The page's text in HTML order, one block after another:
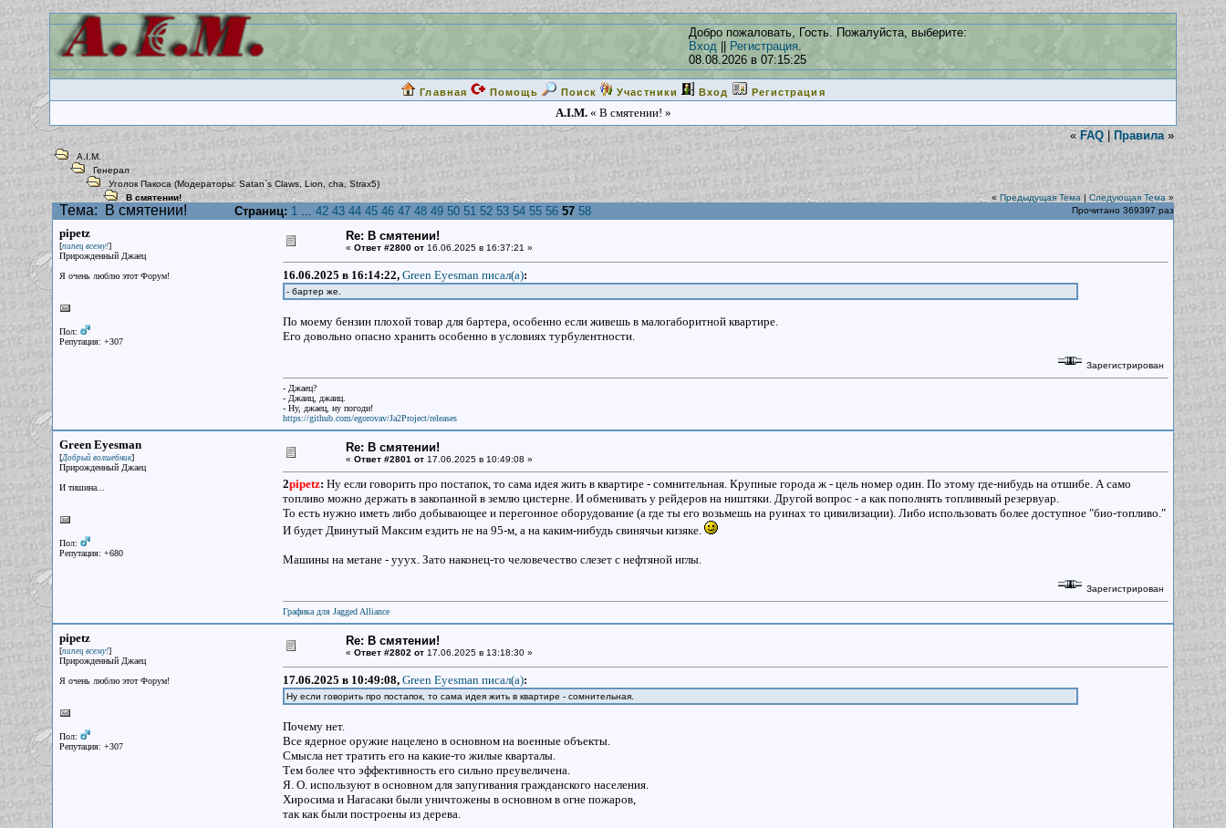
Добро пожаловать, Гость. Пожалуйста, выберите:
Вход
Регистрация.
08.08.2026 в 07:15:25
Главная Помощь Поиск Участники Вход Регистрация
A.I.M.« В смятении! »
« FAQ | Правила »
A.I.M.
Генерал
Уголок Пакоса (Модераторы: Satan`s Claws Lion cha,Strax5)
В смятении!
« Предыдущая Тема | Следующая Тема »
Тема: В смятении! Страниц: 1 ... 42 43 44 45 46 47 48 49 50 51 52 53 54 55 56 57 58 Прочитано 369397 раз
pipetz
[пипец всему!]
Прирожденный Джаец
Я очень люблю этот Форум!
Пол:
Репутация: +307
Re: В смятении!
« Ответ #2800 от 16.06.2025 в 16:37:21 »
16.06.2025 в 16:14:22, Green Eyesman писал(a):
- бартер же.
По моему бензин плохой товар для бартера, особенно если живешь в малогаборитной квартире.
Его довольно опасно хранить особенно в условиях турбулентности.
Зарегистрирован
- Джаец?
- Джаиц, джаиц.
- Ну, джаец, ну погоди!
https://github.com/egorovav/Ja2Project/releases
Green Eyesman
[Добрый волшебник]
Прирожденный Джаец
И тишина...
Пол:
Репутация: +680
Re: В смятении!
« Ответ #2801 от 17.06.2025 в 10:49:08 »
2pipetz: Ну если говорить про постапок, то сама идея жить в квартире - сомнительная. Крупные города ж - цель номер один. По этому где-нибудь на отшибе. А само
топливо можно держать в закопанной в землю цистерне. И обменивать у рейдеров на ништяки. Другой вопрос - а как пополнять топливный резервуар.
То есть нужно иметь либо добывающее и перегонное оборудование (а где ты его возьмешь на руинах то цивилизации). Либо использовать более доступное "био-топливо."
И будет Двинутый Максим ездить не на 95-м, а на каким-нибудь свинячьи кизяке.
Машины на метане - ууух. Зато наконец-то человечество слезет с нефтяной иглы.
Зарегистрирован
Графика для Jagged Alliance
pipetz
[пипец всему!]
Прирожденный Джаец
Я очень люблю этот Форум!
Пол:
Репутация: +307
Re: В смятении!
« Ответ #2802 от 17.06.2025 в 13:18:30 »
17.06.2025 в 10:49:08, Green Eyesman писал(a):
Ну если говорить про постапок, то сама идея жить в квартире - сомнительная.
Почему нет.
Все ядерное оружие нацелено в основном на военные объекты.
Смысла нет тратить его на какие-то жилые кварталы.
Тем более что эффективность его сильно преувеличена.
Я. О. используют в основном для запугивания гражданского населения.
Хиросима и Нагасаки были уничтожены в основном в огне пожаров,
так как были построены из дерева.